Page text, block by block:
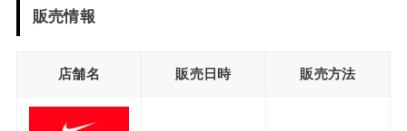
販売情報
店舗名 販売日時 販売方法